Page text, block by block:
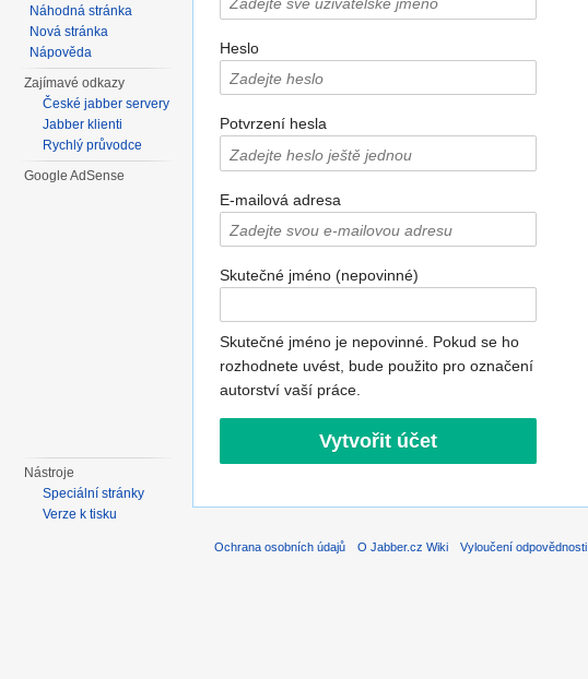
Heslo
Potvrzení hesla
E-mailová adresa
Skutečné jméno (nepovinné)
Skutečné jméno je nepovinné. Pokud se ho
rozhodnete uvést, bude použito pro označení
autorství vaší práce.
Náhodná stránka
Nová stránka
Nápověda
Zajímavé odkazy
České jabber servery
Jabber klienti
Rychlý průvodce
Google AdSense
Nástroje
Speciální stránky
Verze k tisku
Ochrana osobních údajů O Jabber.cz Wiki Vyloučení odpovědnosti